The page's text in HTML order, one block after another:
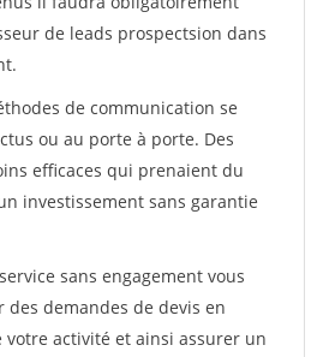
de leads prospectsion dans
de communication se
ou au porte à porte. Des
efficaces qui prenaient du
investissement sans garantie
sans engagement vous
demandes de devis en
activité et ainsi assurer un